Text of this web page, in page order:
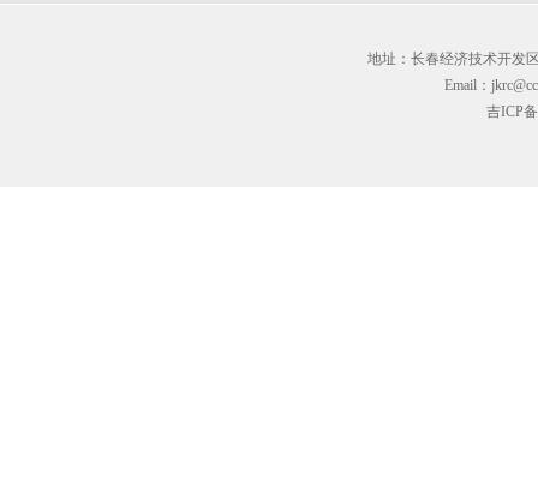
地址：长春经济技术开发
Email：
吉ICP